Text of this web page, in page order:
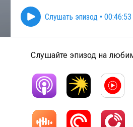
Слушать эпизод • 00:46:53
Слушайте эпизод на